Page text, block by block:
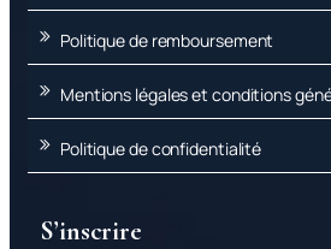
Politique de remboursement
Mentions légales et conditions
Politique de confidentialité
S’inscrire